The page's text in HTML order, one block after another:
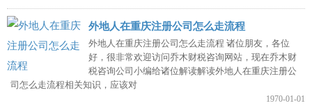
外地人在重庆注册公司怎么走流程
外地人在重庆注册公司怎么走流程 诸位朋友，各位
好，很非常欢迎访问乔木财税咨询网站，现在乔木财
税咨询公司小编给诸位解读解读外地人在重庆注册公
司怎么走流程相关知识，应该对
1970-01-01